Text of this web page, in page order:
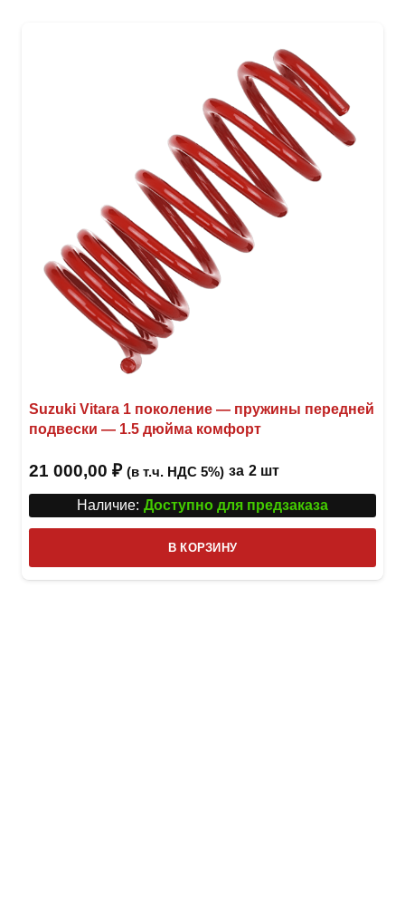
Suzuki Vitara 1 поколение — пружины передней
подвески — 1.5 дюйма комфорт
21 000,00 ₽ (в т.ч. НДС 5%) за 2 шт
Наличие: Доступно для предзаказа
В КОРЗИНУ